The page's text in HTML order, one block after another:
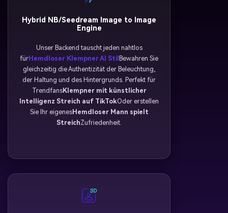
Hybrid NB/Seedream Image to Image
Engine
Unser Backend tauscht jeden nahtlos
fürHemdloser Klempner AI StilBewahren Sie
gleichzeitig die Authentizität der Beleuchtung,
der Haltung und des Hintergrunds. Perfekt für
TrendfansKlempner mit künstlicher
Intelligenz Streich auf TikTokOder erstellen
Sie Ihr eigenesHemdloser Mann spielt
StreichZufriedenheit.